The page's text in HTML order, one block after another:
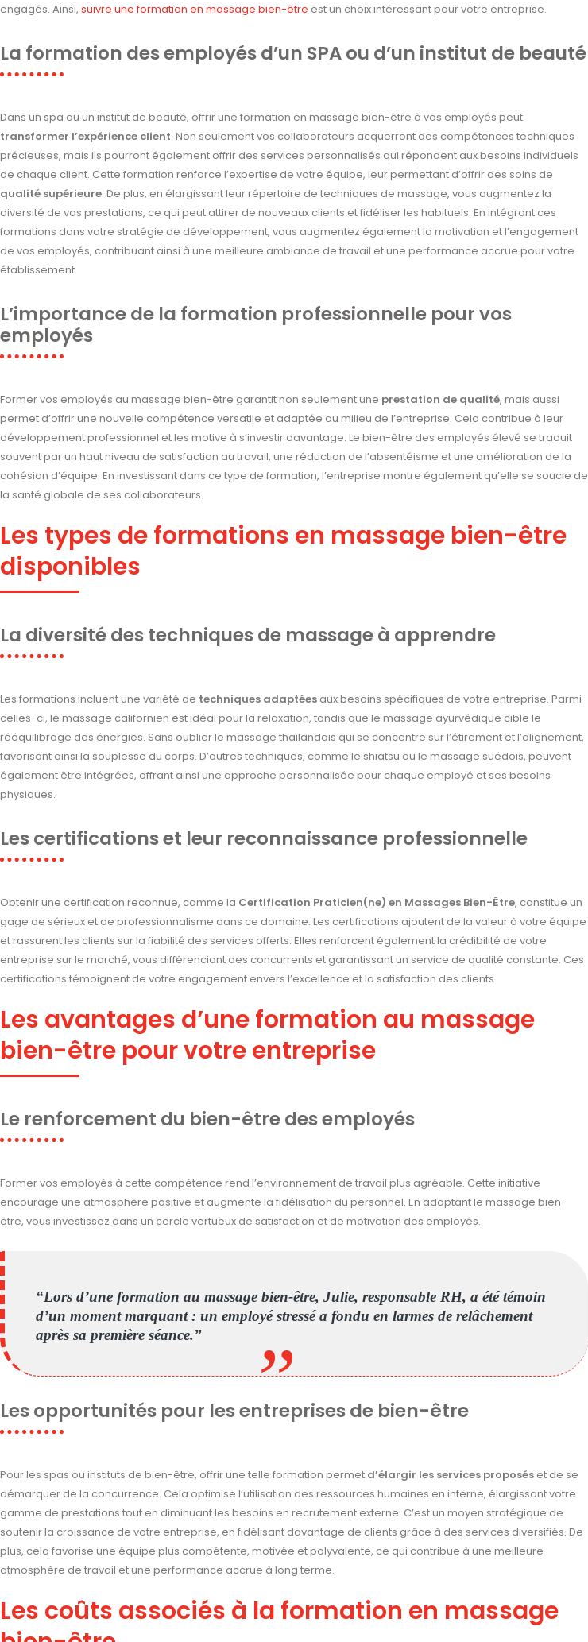
engagés. Ainsi, suivre une formation en massage bien-être est un choix intéressant pour votre entreprise.
La formation des employés d’un SPA ou d’un institut de beauté
Dans un spa ou un institut de beauté, offrir une formation en massage bien-être à vos employés peut
transformer l’expérience client. Non seulement vos collaborateurs acquerront des compétences techniques
précieuses, mais ils pourront également offrir des services personnalisés qui répondent aux besoins individuels
de chaque client. Cette formation renforce l’expertise de votre équipe, leur permettant d’offrir des soins de
qualité supérieure. De plus, en élargissant leur répertoire de techniques de massage, vous augmentez la
diversité de vos prestations, ce qui peut attirer de nouveaux clients et fidéliser les habituels. En intégrant ces
formations dans votre stratégie de développement, vous augmentez également la motivation et l’engagement
de vos employés, contribuant ainsi à une meilleure ambiance de travail et une performance accrue pour votre
établissement.
L’importance de la formation professionnelle pour vos
employés
Former vos employés au massage bien-être garantit non seulement une prestation de qualité, mais aussi
permet d’offrir une nouvelle compétence versatile et adaptée au milieu de l’entreprise. Cela contribue à leur
développement professionnel et les motive à s’investir davantage. Le bien-être des employés élevé se traduit
souvent par un haut niveau de satisfaction au travail, une réduction de l’absentéisme et une amélioration de la
cohésion d’équipe. En investissant dans ce type de formation, l’entreprise montre également qu’elle se soucie de
la santé globale de ses collaborateurs.
Les types de formations en massage bien-être
disponibles
La diversité des techniques de massage à apprendre
Les formations incluent une variété de techniques adaptées aux besoins spécifiques de votre entreprise. Parmi
celles-ci, le massage californien est idéal pour la relaxation, tandis que le massage ayurvédique cible le
rééquilibrage des énergies. Sans oublier le massage thaïlandais qui se concentre sur l’étirement et l’alignement,
favorisant ainsi la souplesse du corps. D’autres techniques, comme le shiatsu ou le massage suédois, peuvent
également être intégrées, offrant ainsi une approche personnalisée pour chaque employé et ses besoins
physiques.
Les certifications et leur reconnaissance professionnelle
Obtenir une certification reconnue, comme la Certification Praticien(ne) en Massages Bien-Être, constitue un
gage de sérieux et de professionnalisme dans ce domaine. Les certifications ajoutent de la valeur à votre équipe
et rassurent les clients sur la fiabilité des services offerts. Elles renforcent également la crédibilité de votre
entreprise sur le marché, vous différenciant des concurrents et garantissant un service de qualité constante. Ces
certifications témoignent de votre engagement envers l’excellence et la satisfaction des clients.
Les avantages d’une formation au massage
bien-être pour votre entreprise
Le renforcement du bien-être des employés
Former vos employés à cette compétence rend l’environnement de travail plus agréable. Cette initiative
encourage une atmosphère positive et augmente la fidélisation du personnel. En adoptant le massage bien-
être, vous investissez dans un cercle vertueux de satisfaction et de motivation des employés.
“Lors d’une formation au massage bien-être, Julie, responsable RH, a été témoin
d’un moment marquant : un employé stressé a fondu en larmes de relâchement
après sa première séance.”
Les opportunités pour les entreprises de bien-être
Pour les spas ou instituts de bien-être, offrir une telle formation permet d’élargir les services proposés et de se
démarquer de la concurrence. Cela optimise l’utilisation des ressources humaines en interne, élargissant votre
gamme de prestations tout en diminuant les besoins en recrutement externe. C’est un moyen stratégique de
soutenir la croissance de votre entreprise, en fidélisant davantage de clients grâce à des services diversifiés. De
plus, cela favorise une équipe plus compétente, motivée et polyvalente, ce qui contribue à une meilleure
atmosphère de travail et une performance accrue à long terme.
Les coûts associés à la formation en massage